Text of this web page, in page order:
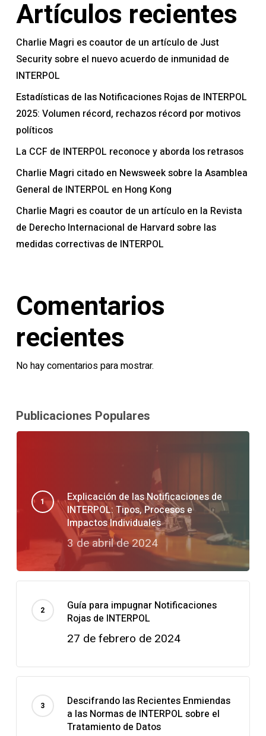
Artículos recientes
Charlie Magri es coautor de un artículo de Just
Security sobre el nuevo acuerdo de inmunidad de
INTERPOL
Estadísticas de las Notificaciones Rojas de INTERPOL
2025: Volumen récord, rechazos récord por motivos
políticos
La CCF de INTERPOL reconoce y aborda los retrasos
Charlie Magri citado en Newsweek sobre la Asamblea
General de INTERPOL en Hong Kong
Charlie Magri es coautor de un artículo en la Revista
de Derecho Internacional de Harvard sobre las
medidas correctivas de INTERPOL
Comentarios
recientes
No hay comentarios para mostrar.
Publicaciones Populares
Explicación de las Notificaciones de
INTERPOL: Tipos, Procesos e
Impactos Individuales
3 de abril de 2024
Guía para impugnar Notificaciones
Rojas de INTERPOL
27 de febrero de 2024
Descifrando las Recientes Enmiendas
a las Normas de INTERPOL sobre el
Tratamiento de Datos